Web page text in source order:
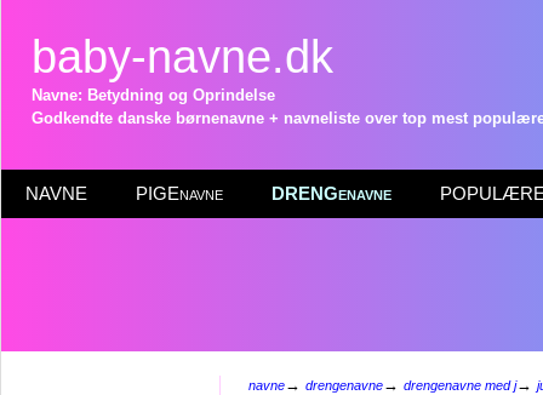
baby-navne.dk
Navne: Betydning og Oprindelse
Godkendte danske børnenavne + navneliste over top mest
NAVNE PIGEnavne DRENGenavne POPULÆRE
navne→ drengenavne→ drengenavne med j→